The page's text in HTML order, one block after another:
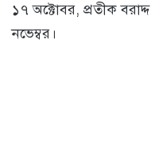
১৭ অক্টোবর, প্রতীক
নভেম্বর।